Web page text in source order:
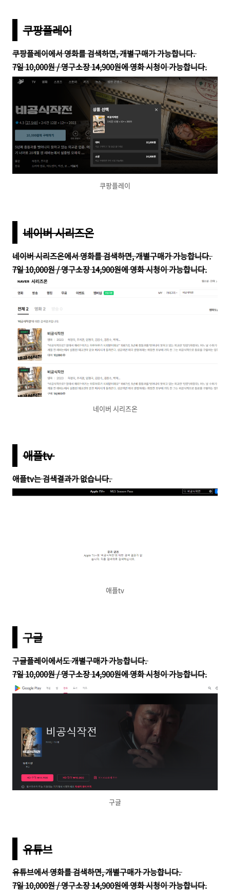
쿠팡플레이
쿠팡플레이에서 영화를 검색하면, 개별구매가 가능합니다.
7일 10,000원 / 영구소장 14,900원에 영화 시청이 가능합니다.
쿠팡플레이
네이버 시리즈온
네이버 시리즈온에서 영화를 검색하면, 개별구매가 가능합니다.
7일 10,000원 / 영구소장 14,900원에 영화 시청이 가능합니다.
네이버 시리즈온
애플tv
애플tv는 검색결과가 없습니다.
애플tv
구글
구글플레이에서도개별구매가 가능합니다.
7일 10,000원 / 영구소장 14,900원에 영화 시청이 가능합니다.
구글
유튜브
유튜브에서영화를 검색하면, 개별구매가 가능합니다.
7일 10,000원 / 영구소장 14,900원에 영화 시청이 가능합니다.